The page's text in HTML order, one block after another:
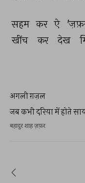
सहम कर ऐ
खींच
कर देख
अगली ग़ज़ल
जब कभी दरिया में होते
बहादुर शाह ज़फ़र